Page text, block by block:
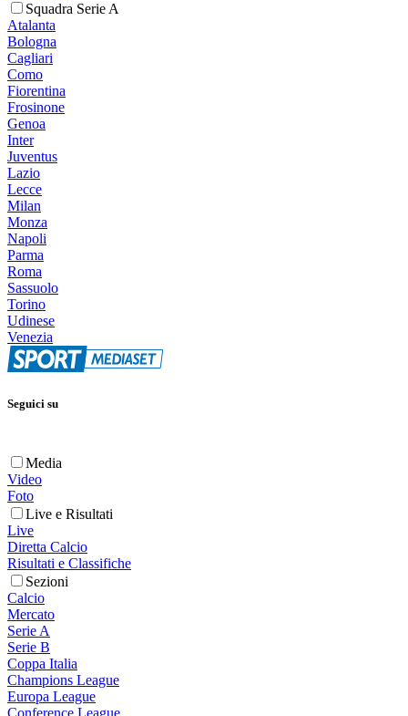
Squadra Serie A
Atalanta
Bologna
Cagliari
Como
Fiorentina
Frosinone
Genoa
Inter
Juventus
Lazio
Lecce
Milan
Monza
Napoli
Parma
Roma
Sassuolo
Torino
Udinese
Venezia
Seguici su
Media
Video
Foto
Live e Risultati
Live
Diretta Calcio
Risultati e Classifiche
Sezioni
Calcio
Mercato
Serie A
Serie B
Coppa Italia
Champions League
Europa League
Conference League